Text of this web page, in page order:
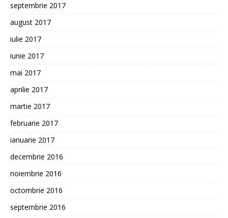
septembrie 2017
august 2017
iulie 2017
iunie 2017
mai 2017
aprilie 2017
martie 2017
februarie 2017
ianuarie 2017
decembrie 2016
noiembrie 2016
octombrie 2016
septembrie 2016